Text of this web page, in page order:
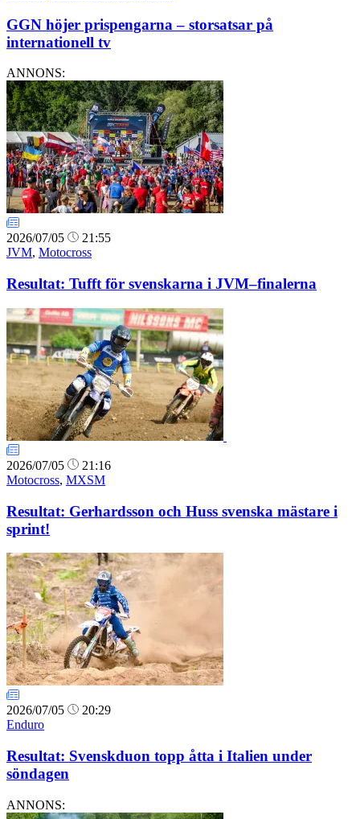
GGN höjer prispengarna – storsatsar på
internationell tv
ANNONS:
2026/07/05
21:55
JVM, Motocross
Resultat: Tufft för svenskarna i JVM–finalerna
2026/07/05
21:16
Motocross, MXSM
Resultat: Gerhardsson och Huss svenska mästare i
sprint!
2026/07/05
20:29
Enduro
Resultat: Svenskduon topp åtta i Italien under
söndagen
ANNONS: